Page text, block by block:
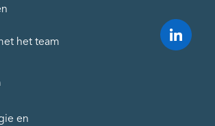
het team
en